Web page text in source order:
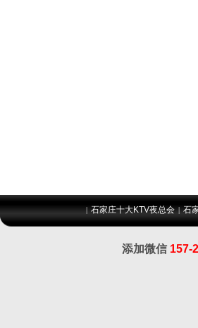
|石家庄十大KTV夜总会 |石
添加微信 157-